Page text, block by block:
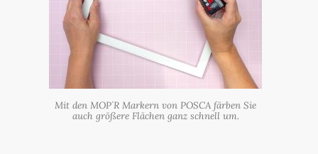
Mit den MOP´R Markern von POSCA färben Sie
auch größere Flächen ganz schnell um.